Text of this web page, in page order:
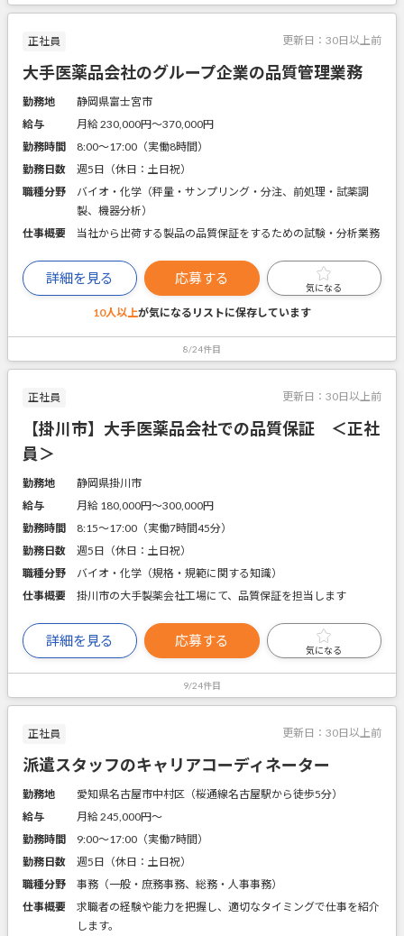
正社員 更新日： 30日以上前
大手医薬品会社のグループ企業の品質管理業務
勤務地
静岡県富士宮市
給与
月給 230,000円〜370,000円
勤務時間
8:00～17:00（実働8時間）
勤務日数
週5日（休日：土日祝）
職種分野
バイオ・化学（秤量・サンプリング・分注、前処理・試薬調
製、機器分析）
仕事概要
当社から出荷する製品の品質保証をするための試験・分析業務
詳細を見る 応募する
気になる
10人以上が気になるリストに保存しています
8/24件目
正社員 更新日： 30日以上前
【掛川市】大手医薬品会社での品質保証 ＜正社
員＞
勤務地
静岡県掛川市
給与
月給 180,000円〜300,000円
勤務時間
8:15～17:00（実働7時間45分）
勤務日数
週5日（休日：土日祝）
職種分野
バイオ・化学（規格・規範に関する知識）
仕事概要
掛川市の大手製薬会社工場にて、品質保証を担当します
詳細を見る 応募する
気になる
9/24件目
正社員 更新日： 30日以上前
派遣スタッフのキャリアコーディネーター
勤務地
愛知県名古屋市中村区（桜通線名古屋駅から徒歩5分）
給与
月給 245,000円〜
勤務時間
9:00～17:00（実働7時間）
勤務日数
週5日（休日：土日祝）
職種分野
事務（一般・庶務事務、総務・人事事務）
仕事概要
求職者の経験や能力を把握し、適切なタイミングで仕事を紹介
します。